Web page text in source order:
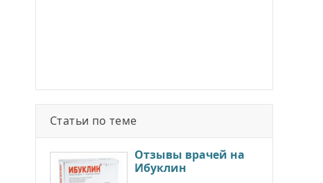
Статьи по теме
Отзывы врачей на
Ибуклин